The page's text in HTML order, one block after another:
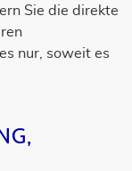
Sie die direkte
nur, soweit es